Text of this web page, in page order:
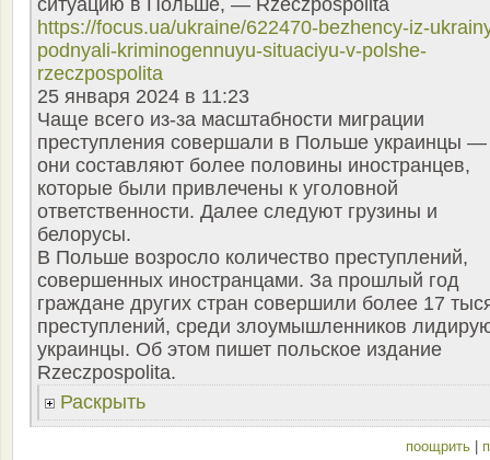
ситуацию в Польше, — Rzeczpospolitа
https://focus.ua/ukraine/622470-bezhency-iz-
podnyali-kriminogennuyu-situaciyu-v-polshe-
rzeczpospolita
25 января 2024 в 11:23
Чаще всего из-за масштабности миграции
преступления совершали в Польше украинцы —
они составляют более половины иностранцев,
которые были привлечены к уголовной
ответственности. Далее следуют грузины и
белорусы.
В Польше возросло количество преступлений,
совершенных иностранцами. За прошлый год
граждане других стран совершили более 17
преступлений, среди злоумышленников
украинцы. Об этом пишет польское издание
Rzeczpospolitа.
Раскрыть
поощрить